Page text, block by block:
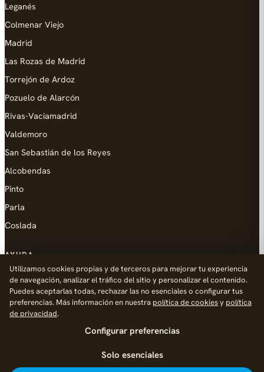
Leganés
Colmenar Viejo
Madrid
Las Rozas de Madrid
Torrejón de Ardoz
Pozuelo de Alarcón
Rivas-Vaciamadrid
Valdemoro
San Sebastián de los Reyes
Alcobendas
Pinto
Parla
Coslada
AYUDA
Añadir empresa
Contacto
Política de Privacidad
Utilizamos cookies propias y de terceros para mejorar tu experiencia
de navegación, analizar el tráfico del sitio y personalizar el contenido.
Puedes aceptarlas todas, rechazar las no esenciales o configurar tus
preferencias. Más información en nuestra política de cookiesy política
de privacidad.
Configurar preferencias
Solo esenciales